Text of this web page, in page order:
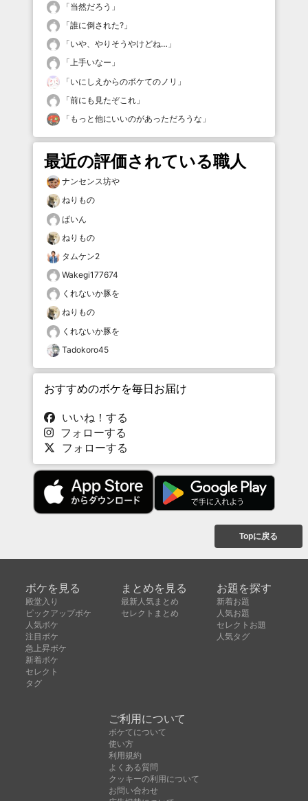
「当然だろう 」
「誰に倒された? 」
「いや、やりそうやけどね… 」
「上手いなー 」
「いにしえからのボケてのノリ 」
「前にも見たぞこれ 」
「 もっと他にいいのがあっただろうな 」
最近の評価されている職人
ナンセンス坊や
ねりもの
ぱいん
ねりもの
タムケン2
Wakegi177674
くれないか豚を
ねりもの
くれないか豚を
Tadokoro45
おすすめのボケを毎日お届け
いいね！する
フォローする
フォローする
Topに戻る
ボケを見る
殿堂入り
ピックアップボケ
人気ボケ
注目ボケ
急上昇ボケ
新着ボケ
セレクト
タグ
まとめを見る
最新人気まとめ
セレクトまとめ
お題を探す
新着お題
人気お題
セレクトお題
人気タグ
ご利用について
ボケてについて
使い方
利用規約
よくある質問
クッキーの利用について
お問い合わせ